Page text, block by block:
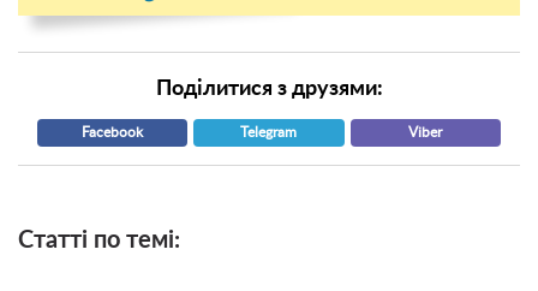
Поділитися з друзями:
Facebook Telegram Viber
Статті по темі: